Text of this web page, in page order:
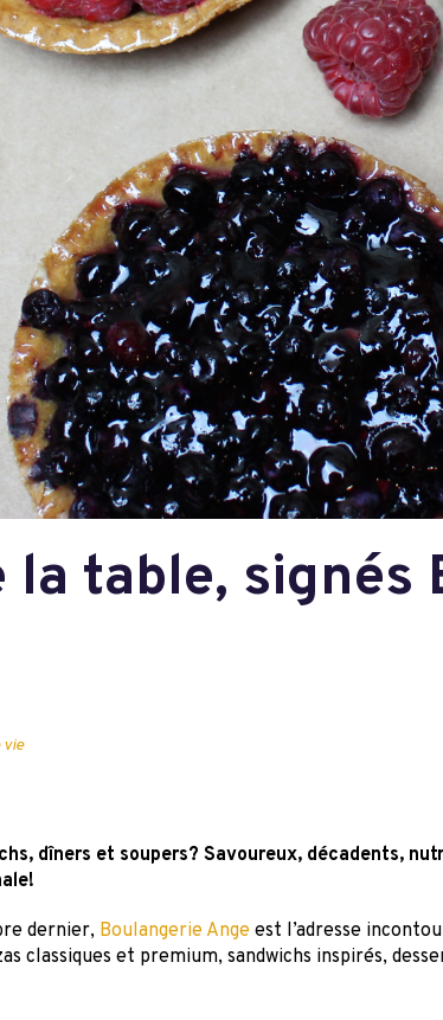
la table, signés
vie
dîners et soupers? Savoureux, décadents,
dernier, Boulangerie Ange est l’adresse
classiques et premium, sandwichs inspirés,